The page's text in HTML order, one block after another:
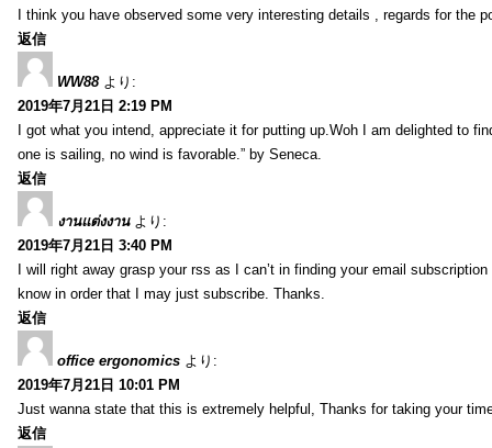
I think you have observed some very interesting details , regards for the
返信
WW88 より:
2019年7月21日 2:19 PM
I got what you intend, appreciate it for putting up.Woh I am delighted to
one is sailing, no wind is favorable.” by Seneca.
返信
งานแต่งงาน より:
2019年7月21日 3:40 PM
I will right away grasp your rss as I can’t in finding your email
know in order that I may just subscribe. Thanks.
返信
office ergonomics より:
2019年7月21日 10:01 PM
Just wanna state that this is extremely helpful, Thanks for taking your
返信